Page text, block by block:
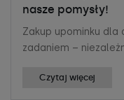
nasze pomysły!
Zakup upominku
zadaniem –
Czytaj więcej